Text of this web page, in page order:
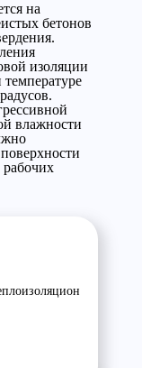
на
бетонов
изоляции
влажности
рабочих